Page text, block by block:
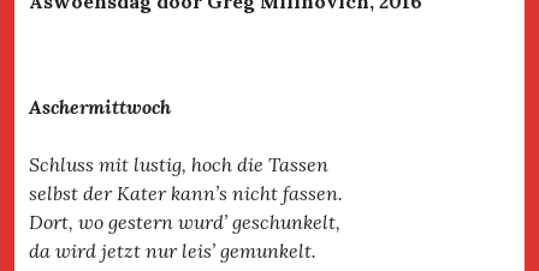
Aschermittwoch
Schluss mit lustig, hoch die Tassen
selbst der Kater kann’s nicht fassen.
Dort, wo gestern wurd’ geschunkelt,
da wird jetzt nur leis’ gemunkelt.